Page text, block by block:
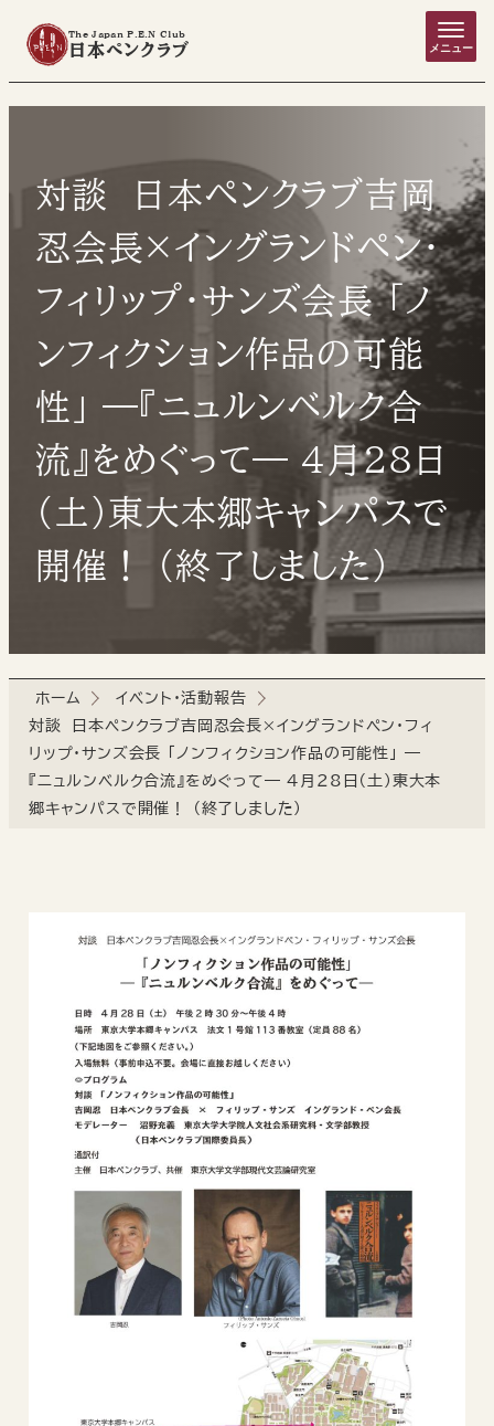
The Japan P.E.N Club
日本ペンクラブ メニュー
対談 日本ペンクラブ吉岡
忍会長×イングランドペン・
フィリップ・サンズ会長 「ノ
ンフィクション作品の可能
性」 ―『ニュルンベルク合
流』をめぐって― 4月28日
（土）東大本郷キャンパスで
開催！ （終了しました）
ホーム
イベント・活動報告
対談 日本ペンクラブ吉岡忍会長×イングランドペン・フィ
リップ・サンズ会長 「ノンフィクション作品の可能性」 ―
『ニュルンベルク合流』をめぐって― 4月28日（土）東大本
郷キャンパスで開催！ （終了しました）